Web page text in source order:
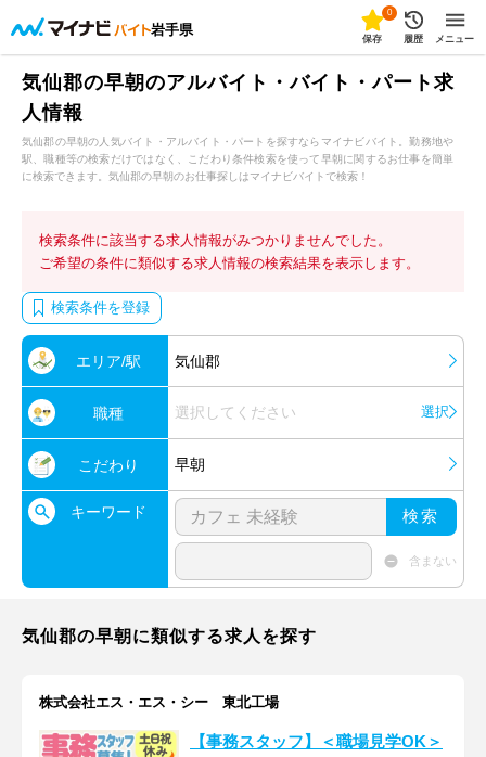
岩手県
0
保存 履歴 メニュー
気仙郡の早朝のアルバイト・バイト・パート求
人情報
気仙郡の早朝の人気バイト・アルバイト・パートを探すならマイナビバイト。勤務地や
駅、職種等の検索だけではなく、こだわり条件検索を使って早朝に関するお仕事を簡単
に検索できます。気仙郡の早朝のお仕事探しはマイナビバイトで検索！
検索条件に該当する求人情報がみつかりませんでした。
ご希望の条件に類似する求人情報の検索結果を表示します。
検索条件を登録
エリア/駅 気仙郡
職種 選択してください 選択
こだわり 早朝
キーワード 検索
含まない
気仙郡の早朝に類似する求人を探す
株式会社エス・エス・シー 東北工場
【事務スタッフ】＜職場見学OK＞